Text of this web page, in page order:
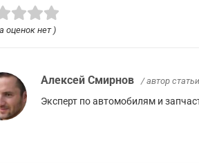
оценок нет )
Алексей Смирнов / автор статьи
Эксперт по автомобилям и